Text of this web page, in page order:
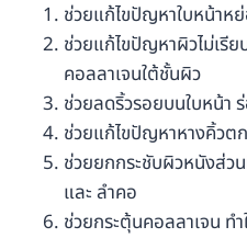
ช่วยแก้ไขปัญหาใบหน้าห
ช่วยแก้ไขปัญหาผิวไม่เรี
คอลลาเจนใต้ชั้นผิว
ช่วยลดริ้วรอยบนใบหน้า
ช่วยแก้ไขปัญหาหางคิ้วต
ช่วยยกกระชับผิวหนังส่
และ ลำคอ
ช่วยกระตุ้นคอลลาเจน ท